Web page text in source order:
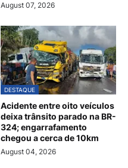
August 07, 2026
DESTAQUE
Acidente entre oito veículos
deixa trânsito parado na BR-
324; engarrafamento
chegou a cerca de 10km
August 04, 2026